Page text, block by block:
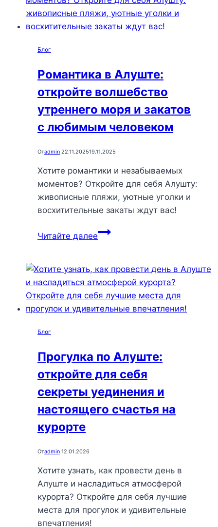
мир
и
суеты
Блог
Романтика в Алуште:
откройте волшебство
утреннего моря и закатов
с любимым человеком
Отadmin 22.11.202519.11.2025
Хотите романтики и незабываемых
моментов? Откройте для себя Алушту:
живописные пляжи, уютные уголки и
восхитительные закаты ждут вас!
Читайте далееРомантика
откройте
волшебство
утреннего
моря
любимым
человеком
Блог
Прогулка по Алуште:
откройте для себя
секреты уединения и
настоящего счастья на
курорте
Отadmin 12.01.2026
Хотите узнать, как провести день в
Алуште и насладиться атмосферой
курорта? Откройте для себя лучшие
места для прогулок и удивительные
впечатления!